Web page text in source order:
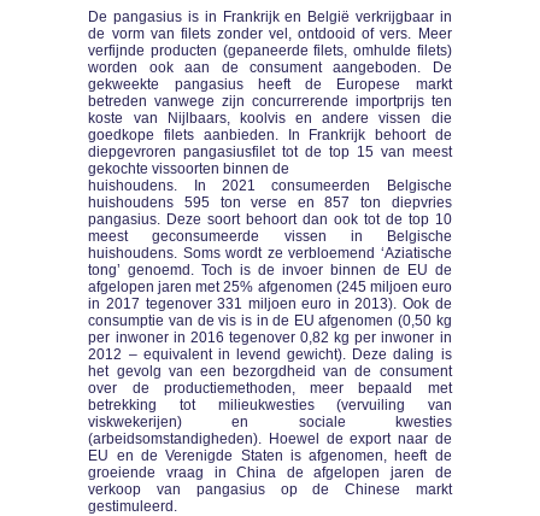
De pangasius is in Frankrijk en België verkrijgbaar in
de vorm van filets zonder vel, ontdooid of vers. Meer
verfijnde producten (gepaneerde filets, omhulde filets)
worden ook aan de consument aangeboden. De
gekweekte pangasius heeft de Europese markt
betreden vanwege zijn concurrerende importprijs ten
koste van Nijlbaars, koolvis en andere vissen die
goedkope filets aanbieden. In Frankrijk behoort de
diepgevroren pangasiusfilet tot de top 15 van meest
gekochte vissoorten binnen de
huishoudens. In 2021 consumeerden Belgische
huishoudens 595 ton verse en 857 ton diepvries
pangasius. Deze soort behoort dan ook tot de top 10
meest geconsumeerde vissen in Belgische
huishoudens. Soms wordt ze verbloemend ‘Aziatische
tong’ genoemd. Toch is de invoer binnen de EU de
afgelopen jaren met 25% afgenomen (245 miljoen euro
in 2017 tegenover 331 miljoen euro in 2013). Ook de
consumptie van de vis is in de EU afgenomen (0,50 kg
per inwoner in 2016 tegenover 0,82 kg per inwoner in
2012 – equivalent in levend gewicht). Deze daling is
het gevolg van een bezorgdheid van de consument
over de productiemethoden, meer bepaald met
betrekking tot milieukwesties (vervuiling van
viskwekerijen) en sociale kwesties
(arbeidsomstandigheden). Hoewel de export naar de
EU en de Verenigde Staten is afgenomen, heeft de
groeiende vraag in China de afgelopen jaren de
verkoop van pangasius op de Chinese markt
gestimuleerd.